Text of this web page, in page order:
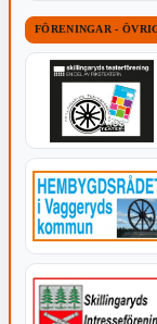
FÖRENINGAR -